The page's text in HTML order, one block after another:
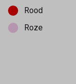
Rood
Roze